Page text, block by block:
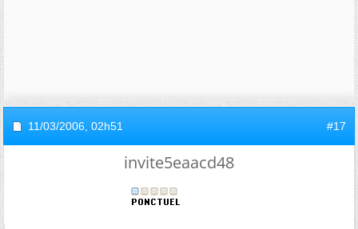
11/03/2006, 02h51 #17
invite5eaacd48